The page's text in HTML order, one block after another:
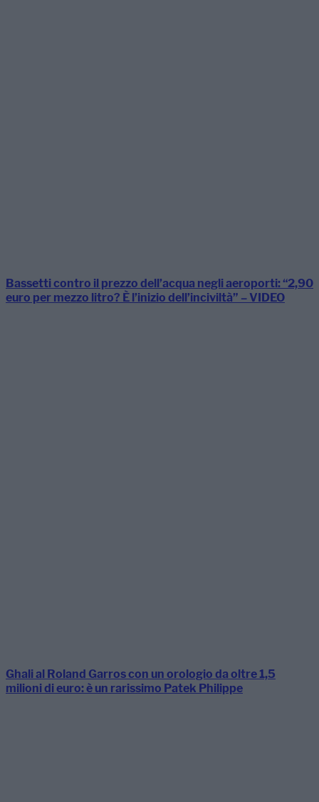
Bassetti contro il prezzo dell’acqua negli aeroporti: “2,90
euro per mezzo litro? È l’inizio dell’inciviltà” – VIDEO
Ghali al Roland Garros con un orologio da oltre 1,5
milioni di euro: è un rarissimo Patek Philippe